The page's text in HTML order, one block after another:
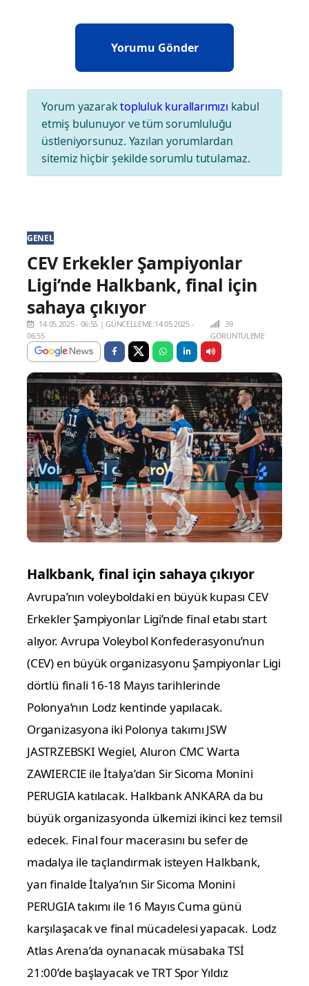
Yorum yazaraktopluluk kurallarımızı kabul
etmiş bulunuyor ve tüm sorumluluğu
üstleniyorsunuz. Yazılan yorumlardan
sitemiz hiçbir şekilde sorumlu tutulamaz.
GENEL
CEV Erkekler Şampiyonlar
Ligi’nde Halkbank, final için
sahaya çıkıyor
14.05.2025 - 06:55 |GÜNCELLEME:14.05.2025 -
06:55
39
GÖRÜNTÜLEME
Halkbank, final için sahaya çıkıyor
Avrupa’nın voleyboldaki en büyük kupası CEV
Erkekler Şampiyonlar Ligi’nde final etabı start
alıyor. Avrupa Voleybol Konfederasyonu’nun
(CEV) en büyük organizasyonu Şampiyonlar Ligi
dörtlü finali 16-18 Mayıs tarihlerinde
Polonya’nın Lodz kentinde yapılacak.
Organizasyona iki Polonya takımı JSW
JASTRZEBSKI Wegiel, Aluron CMC Warta
ZAWIERCIE ile İtalya’dan Sir Sicoma Monini
PERUGIA katılacak. Halkbank ANKARA da bu
büyük organizasyonda ülkemizi ikinci kez temsil
edecek. Final four macerasını bu sefer de
madalya ile taçlandırmak isteyen Halkbank,
yarı finalde İtalya’nın Sir Sicoma Monini
PERUGIA takımı ile 16 Mayıs Cuma günü
karşılaşacak ve final mücadelesi yapacak. Lodz
Atlas Arena’da oynanacak müsabaka TSİ
21:00’de başlayacak ve TRT Spor Yıldız